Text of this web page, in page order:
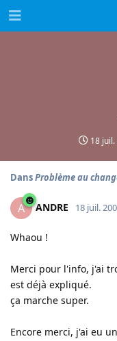
18
DansProblème au
A ANDRE 18 juil.
Whaou !
Merci pour l'info, j'ai
est déjà expliqué.
ça marche super.
Encore merci, j'ai eu